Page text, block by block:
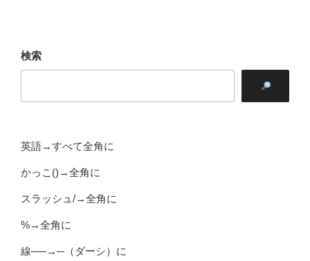
検索
英語→すべて全角に
かっこ()→全角に
スラッシュ/→全角に
%→全角に
線──→─（ダーシ）に